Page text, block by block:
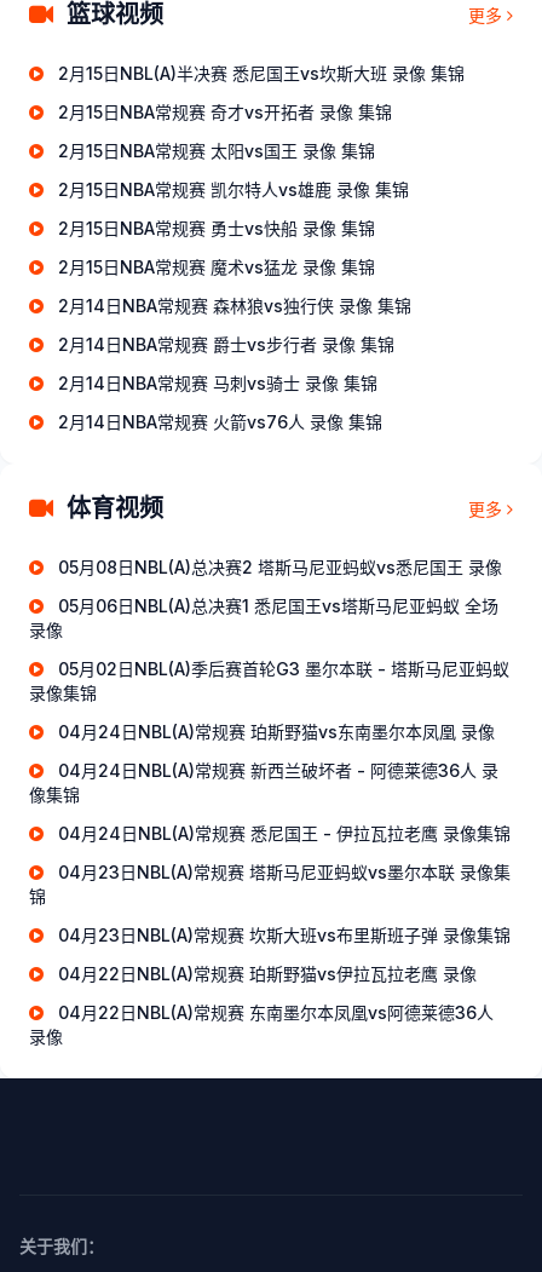
篮球视频 更多
2月15日NBL(A)半决赛 悉尼国王vs坎斯大班 录像 集锦
2月15日NBA常规赛 奇才vs开拓者 录像 集锦
2月15日NBA常规赛 太阳vs国王 录像 集锦
2月15日NBA常规赛 凯尔特人vs雄鹿 录像 集锦
2月15日NBA常规赛 勇士vs快船 录像 集锦
2月15日NBA常规赛 魔术vs猛龙 录像 集锦
2月14日NBA常规赛 森林狼vs独行侠 录像 集锦
2月14日NBA常规赛 爵士vs步行者 录像 集锦
2月14日NBA常规赛 马刺vs骑士 录像 集锦
2月14日NBA常规赛 火箭vs76人 录像 集锦
体育视频 更多
05月08日NBL(A)总决赛2 塔斯马尼亚蚂蚁vs悉尼国王 录像
05月06日NBL(A)总决赛1 悉尼国王vs塔斯马尼亚蚂蚁 全场
录像
05月02日NBL(A)季后赛首轮G3 墨尔本联 - 塔斯马尼亚蚂蚁
录像集锦
04月24日NBL(A)常规赛 珀斯野猫vs东南墨尔本凤凰 录像
04月24日NBL(A)常规赛 新西兰破坏者 - 阿德莱德36人 录
像集锦
04月24日NBL(A)常规赛 悉尼国王 - 伊拉瓦拉老鹰 录像集锦
04月23日NBL(A)常规赛 塔斯马尼亚蚂蚁vs墨尔本联 录像集
锦
04月23日NBL(A)常规赛 坎斯大班vs布里斯班子弹 录像集锦
04月22日NBL(A)常规赛 珀斯野猫vs伊拉瓦拉老鹰 录像
04月22日NBL(A)常规赛 东南墨尔本凤凰vs阿德莱德36人
录像
关于我们：